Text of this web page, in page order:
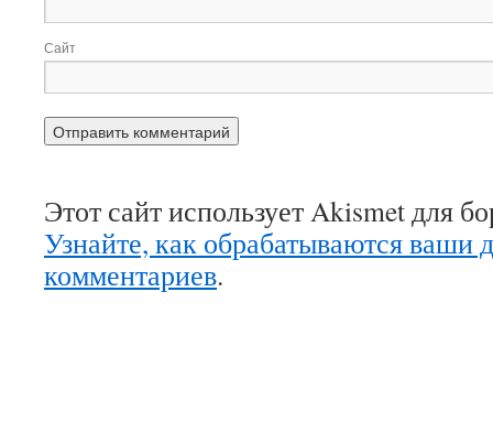
Сайт
Этот сайт использует Akismet для
Узнайте, как обрабатываются ваши
комментариев.